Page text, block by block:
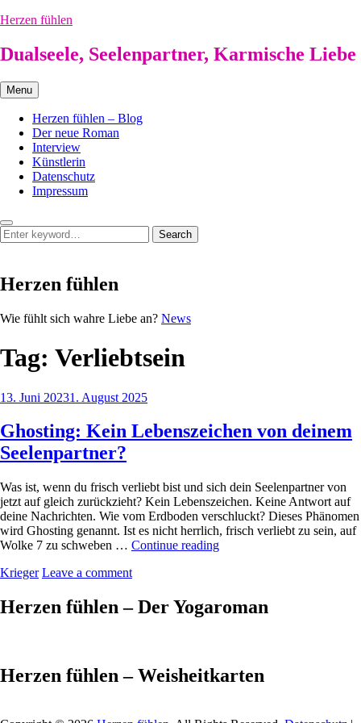
Skip
content
Herzen fühlen
Dualseele, Seelenpartner, Karmische Liebe
Menu
Herzen fühlen – Blog
Der neue Roman
Interview
Künstlerin
Datenschutz
Impressum
Search
Search
for:
Search
Herzen fühlen
Wie fühlt sich wahre Liebe an? NewsHerzen
Tag: Verliebtsein
Posted
13. Juni 20231. August 2025
Ghosting: Kein Lebenszeichen von deinem
Seelenpartner?
Was ist, wenn du frisch verliebt bist und sich dein Seelenpartner von
jetzt auf gleich zurückzieht? Kein Lebenszeichen. Keine Antwort auf
deine Nachrichten. Wie vom Erdboden verschluckt? Dieses Phänomen
wird Ghosting genannt. Ist es nicht herrlich, frisch verliebt zu sein, auf
Wolke 7 zu schweben … Continue readingGhosting:
deinem
Seelenpartner?
by
Krieger Leave a comment
Herzen fühlen – Der Yogaroman
Herzen fühlen – Weisheitkarten